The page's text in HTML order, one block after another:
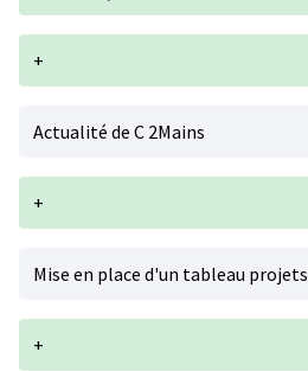
+
Actualité de C 2Mains
+
Mise en place d'un tableau projets
+